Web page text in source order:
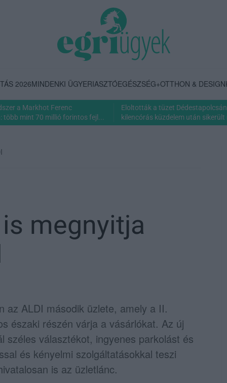
2026MINDENKI ÜGYERIASZTÓEGÉSZSÉG+OTTHON & DESIGN
a Markhot Ferenc
több mint 70 millió forintos fejl...
Eloltották a tüzet
kilencórás küzdelem után sikerült
megnyitja
az ALDI második üzlete, amely a II.
északi részén várja a vásárlókat. Az új
választékot, ingyenes parkolást és
és kényelmi szolgáltatásokkal teszi
is az üzletlánc.